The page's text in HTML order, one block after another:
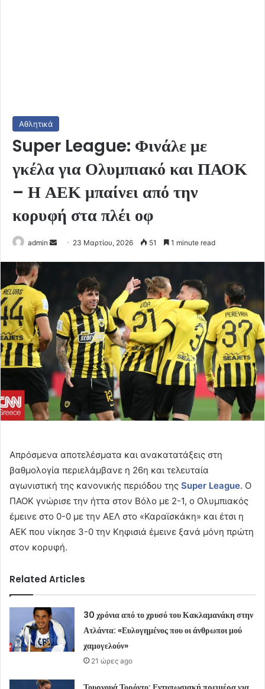
Αθλητικά
Super League: Φινάλε με
γκέλα για Ολυμπιακό και ΠΑΟΚ
– Η ΑΕΚ μπαίνει από την
κορυφή στα πλέι οφ
admin
Send 23 Μαρτίου, 2026 51 1 minute read
Απρόσμενα αποτελέσματα και ανακατατάξεις στη
βαθμολογία περιελάμβανε η 26η και τελευταία
αγωνιστική της κανονικής περιόδου της Super League. Ο
ΠΑΟΚ γνώρισε την ήττα στον Βόλο με 2-1, ο Ολυμπιακός
έμεινε στο 0-0 με την ΑΕΛ στο «Καραϊσκάκη» και έτσι η
ΑΕΚ που νίκησε 3-0 την Κηφισιά έμεινε ξανά μόνη πρώτη
στον κορυφή.
Related Articles
30 χρόνια από το χρυσό του Κακλαμανάκη στην
Ατλάντα: «Ευλογημένος που οι άνθρωποι μού
χαμογελούν»
21 ώρες ago